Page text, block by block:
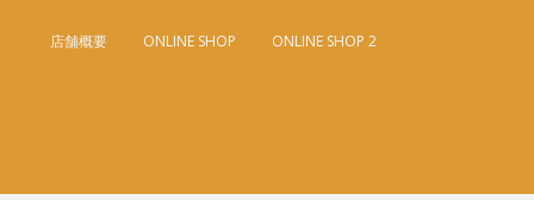
店舗概要 ONLINE SHOP ONLINE SHOP 2